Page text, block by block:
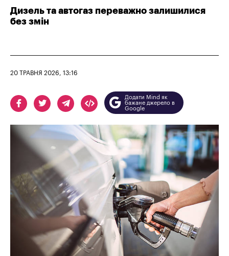
Дизель та автогаз переважно залишилися
без змін
20 ТРАВНЯ 2026, 13:16
Додати Mind як
бажане джерело в
Google